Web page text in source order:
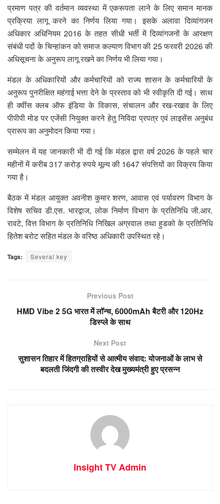
प्रमाण पत्र की वर्तमान व्यवस्था में एकरूपता लाने के लिए समान मानक
प्रक्रिया लागू करने का निर्णय लिया गया। इसके अलावा दिव्यांगजन
अधिकार अधिनियम 2016 के तहत सीधी भर्ती में दिव्यांगजनों के आरक्षण
संबंधी पदों के चिन्हांकन को समाज कल्याण विभाग की 25 फरवरी 2026 की
अधिसूचना के अनुरूप लागू रखने का निर्णय भी लिया गया।
मंडल के अधिकारियों और कर्मचारियों को राज्य शासन के कर्मचारियों के
अनुरूप पुनरीक्षित महंगाई भत्ता देने के प्रस्ताव को भी स्वीकृति दी गई। साथ
ही क्वींस क्लब ऑफ इंडिया के विकास, संचालन और रख-रखाव के लिए
पीपीपी मोड पर एजेंसी नियुक्त करने हेतु निविदा प्रपत्र एवं लाइसेंस अनुबंध
प्रारूप का अनुमोदन किया गया।
सम्मेलन में यह जानकारी भी दी गई कि मंडल द्वारा वर्ष 2026 के पहले चार
महीनों में करीब 317 करोड़ रुपये मूल्य की 1647 संपत्तियों का विक्रय किया
गया है।
बैठक में मंडल आयुक्त अवनीश कुमार शरण, आवास एवं पर्यावरण विभाग के
विशेष सचिव डी.एस. भारद्वाज, लोक निर्माण विभाग के प्रतिनिधि जी.आर.
रावटे, वित्त विभाग के प्रतिनिधि निखिल अग्रवाल तथा हुडको के प्रतिनिधि
हितेश बरोट सहित मंडल के वरिष्ठ अधिकारी उपस्थित रहे।
Tags: Several key
Previous Post
HMD Vibe 2 5G भारत में लॉन्च, 6000mAh बैटरी और 120Hz
डिस्प्ले के साथ
Next Post
सुशासन तिहार में हितग्राहियों से आत्मीय संवाद: योजनाओं के लाभ से
बदलती जिंदगी की तस्वीर देख मुख्यमंत्री हुए प्रसन्न
Insight TV Admin